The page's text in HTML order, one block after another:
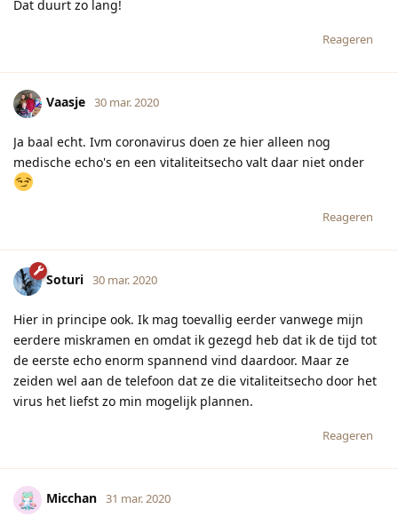
Dat duurt zo lang!
Reageren
Vaasje 30 mar. 2020
Ja baal echt. Ivm coronavirus doen ze hier alleen nog
medische echo's en een vitaliteitsecho valt daar niet onder
Reageren
Soturi 30 mar. 2020
Hier in principe ook. Ik mag toevallig eerder vanwege mijn
eerdere miskramen en omdat ik gezegd heb dat ik de tijd tot
de eerste echo enorm spannend vind daardoor. Maar ze
zeiden wel aan de telefoon dat ze die vitaliteitsecho door het
virus het liefst zo min mogelijk plannen.
Reageren
Micchan 31 mar. 2020